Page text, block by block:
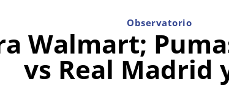
Observatorio
Walmart;
vs Real Madrid